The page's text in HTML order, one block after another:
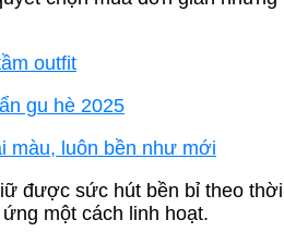
outfit
gu hè 2025
màu, luôn bền như mới
được sức hút bền bỉ theo thời
một cách linh hoạt.